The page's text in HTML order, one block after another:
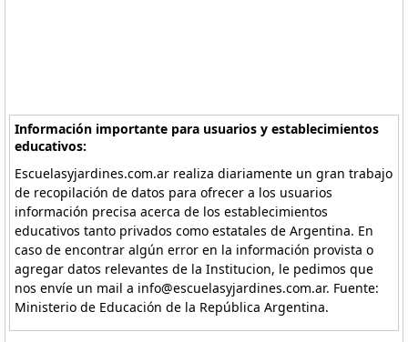
Información importante para usuarios y establecimientos
educativos:
Escuelasyjardines.com.ar realiza diariamente un gran trabajo
de recopilación de datos para ofrecer a los usuarios
información precisa acerca de los establecimientos
educativos tanto privados como estatales de Argentina. En
caso de encontrar algún error en la información provista o
agregar datos relevantes de la Institucion, le pedimos que
nos envíe un mail a info@escuelasyjardines.com.ar. Fuente:
Ministerio de Educación de la República Argentina.